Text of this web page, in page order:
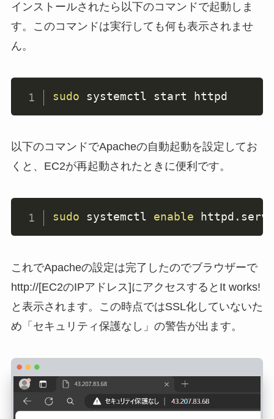
インストールされたら以下のコマンドで起動しま
す。このコマンドは実行しても何も表示されませ
ん。
sudo systemctl start httpd
以下のコマンドでApacheの自動起動を設定してお
くと、EC2が再起動されたときに便利です。
sudo systemctl enable
これでApacheの設定は完了したのでブラウザーで
http://[EC2のIPアドレス]にアクセスするとIt works!
と表示されます。この時点ではSSL化していないた
め「セキュリティ保護なし」の警告が出ます。